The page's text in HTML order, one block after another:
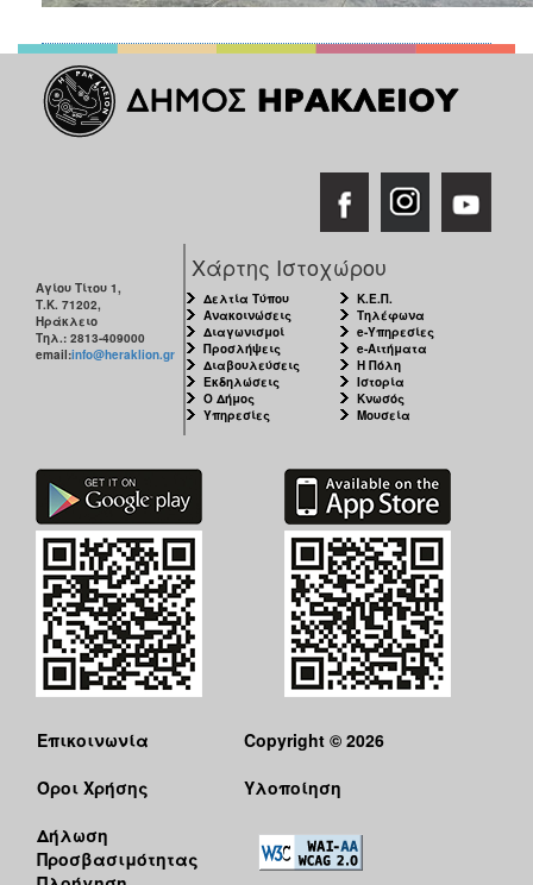
Αγίου Τίτου 1,
Τ.Κ. 71202,
Ηράκλειο
Τηλ.: 2813-409000
email:info@heraklion.gr
Χάρτης Ιστοχώρου
Δελτία Τύπου
Ανακοινώσεις
Διαγωνισμοί
Προσλήψεις
Διαβουλεύσεις
Εκδηλώσεις
Ο Δήμος
Υπηρεσίες
Κ.Ε.Π.
Τηλέφωνα
e-Υπηρεσίες
e-Αιτήματα
Η Πόλη
Ιστορία
Κνωσός
Μουσεία
Επικοινωνία
Όροι Χρήσης
Δήλωση
Προσβασιμότητας
Copyright © 2026
Υλοποίηση